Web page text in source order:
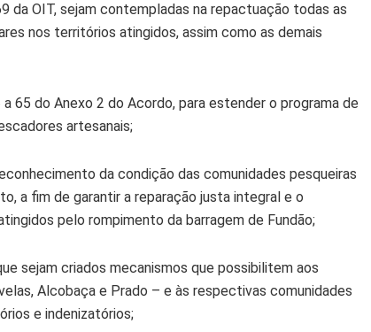
da OIT, sejam contempladas na repactuação todas as
nos territórios atingidos, assim como as demais
65 do Anexo 2 do Acordo, para estender o programa de
artesanais;
da condição das comunidades pesqueiras
a fim de garantir a reparação justa integral e o
pelo rompimento da barragem de Fundão;
sejam criados mecanismos que possibilitem aos
Alcobaça e Prado – e às respectivas comunidades
e indenizatórios;